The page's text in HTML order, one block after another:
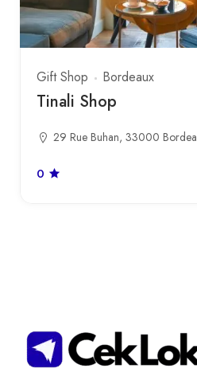
Gift Shop Bordeaux
Tinali Shop
29 Rue Buhan, 33000
0